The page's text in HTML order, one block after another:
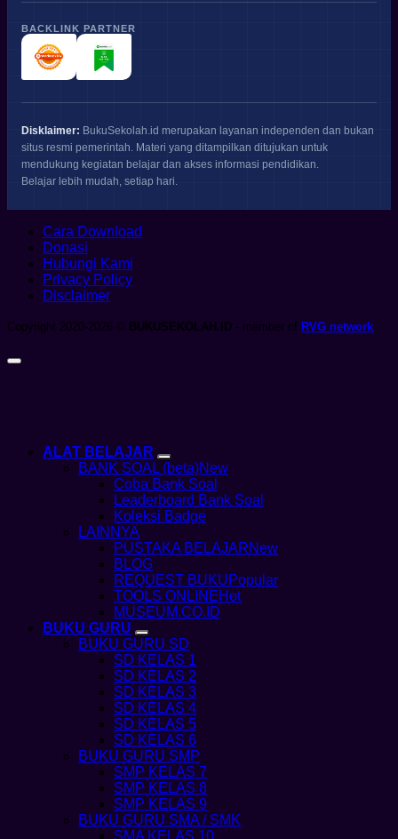
BACKLINK PARTNER
Disklaimer: BukuSekolah.id merupakan layanan independen dan bukan
situs resmi pemerintah. Materi yang ditampilkan ditujukan untuk
mendukung kegiatan belajar dan akses informasi pendidikan.
Belajar lebih mudah, setiap hari.
Cara Download
Donasi
Hubungi Kami
Privacy Policy
Disclaimer
Copyright 2020-2026 © BUKUSEKOLAH.ID - member of RVG network
ALAT BELAJAR
BANK SOAL (beta)
Coba Bank Soal
Leaderboard Bank Soal
Koleksi Badge
LAINNYA
PUSTAKA BELAJAR
BLOG
REQUEST BUKU
TOOLS ONLINE
MUSEUM.CO.ID
BUKU GURU
BUKU GURU SD
SD KELAS 1
SD KELAS 2
SD KELAS 3
SD KELAS 4
SD KELAS 5
SD KELAS 6
BUKU GURU SMP
SMP KELAS 7
SMP KELAS 8
SMP KELAS 9
BUKU GURU SMA / SMK
SMA KELAS 10